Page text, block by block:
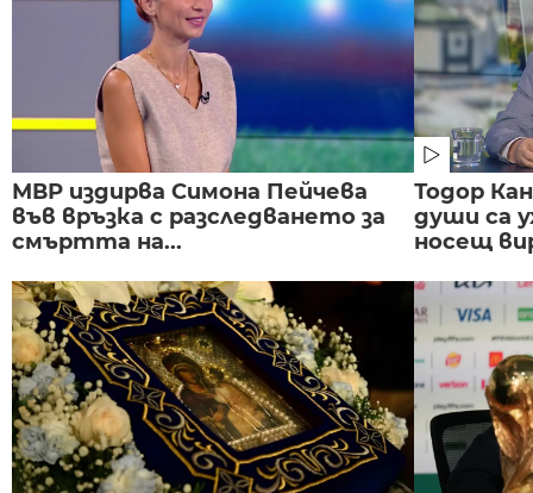
МВР издирва Симона Пейчева
във връзка с разследването за
смъртта на...
Тодор
души са
носещ